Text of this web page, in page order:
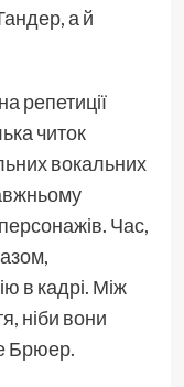
а й
репетиції
читок
вокальних
Час,
в кадрі. Між
ніби вони
Брюер.